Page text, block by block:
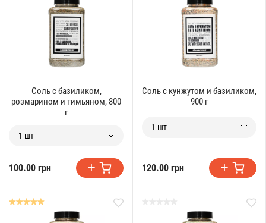
Соль с базиликом,
розмарином и тимьяном, 800
г
1 шт
100.00 грн
Соль с кунжутом и базиликом,
900 г
1 шт
120.00 грн